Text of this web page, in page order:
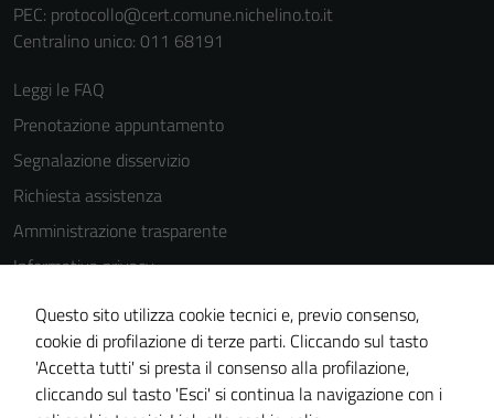
PEC: protocollo@cert.comune.nichelino.to.it
Centralino unico: 011 68191
Leggi le FAQ
Prenotazione appuntamento
Segnalazione disservizio
Richiesta assistenza
Amministrazione trasparente
Informativa privacy
Cookie Policy
Note legali
Dichiarazione di accessibilità
Piano di miglioramento del sito
Questo sito utilizza cookie tecnici e, previo consenso,
cookie di profilazione di terze parti. Cliccando sul tasto
'Accetta tutti' si presta il consenso alla profilazione,
cliccando sul tasto 'Esci' si continua la navigazione con i
Questi cookie
non raccolgono
informazioni
personali.